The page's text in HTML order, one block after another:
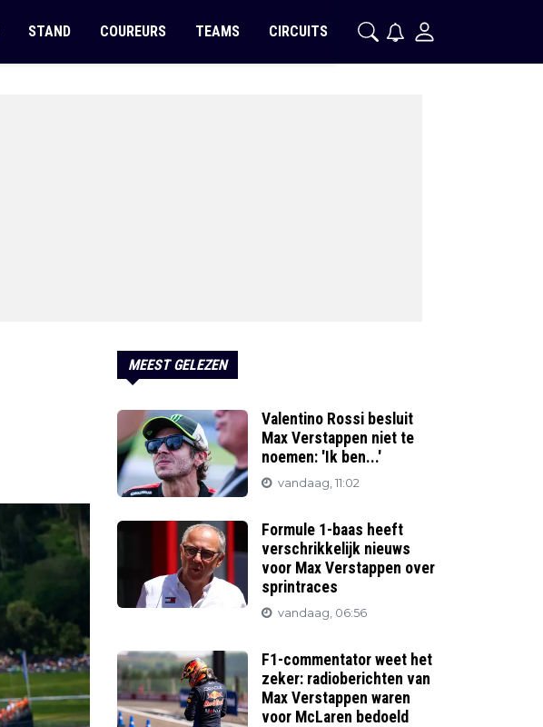
STAND COUREURS TEAMS CIRCUITS
MEEST GELEZEN
Valentino Rossi besluit
Max Verstappen niet te
noemen: 'Ik ben...'
vandaag, 11:02
Formule 1-baas heeft
verschrikkelijk nieuws
voor Max Verstappen over
sprintraces
vandaag, 06:56
F1-commentator weet het
zeker: radioberichten van
Max Verstappen waren
voor McLaren bedoeld